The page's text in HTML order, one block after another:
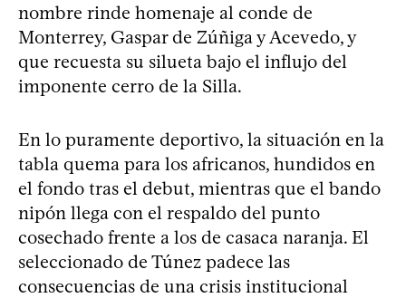
nombre rinde homenaje al conde de
Monterrey, Gaspar de Zúñiga y Acevedo, y
que recuesta su silueta bajo el influjo del
imponente cerro de la Silla.
En lo puramente deportivo, la situación en la
tabla quema para los africanos, hundidos en
el fondo tras el debut, mientras que el bando
nipón llega con el respaldo del punto
cosechado frente a los de casaca naranja. El
seleccionado de Túnez padece las
consecuencias de una crisis institucional